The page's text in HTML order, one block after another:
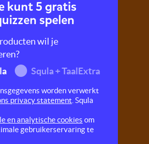
meest, goed, beter, best!
trappen van vergelijking kunt
om lekker te overdrijven.
kunt 5 gratis
spelen
wil je
Squla + TaalExtra
worden verwerkt
privacy statement . Squla
en analytische cookies om
gebruikerservaring te